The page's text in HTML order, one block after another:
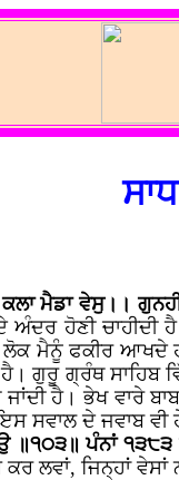
ਮੈਡਾ ਵੇਸੁ।।
ਹੋਣੀ ਚਾਹੀਦੀ
ਮੈਨੂੰ ਫਕੀਰ ਆਖਦੇ
ਗੁਰੂ ਗ੍ਰੰਥ ਸਾਹਿਬ
ਜਾਂਦੀ ਹੈ। ਭੇਖ ਵਾਰੇ
ਸਵਾਲ ਦੇ ਜਵਾਬ ਵੀ
॥੧੦੩॥ ਪੰਨਾਂ ੧੩੮੩
ਲਵਾਂ, ਜਿਨ੍ਹਾਂ